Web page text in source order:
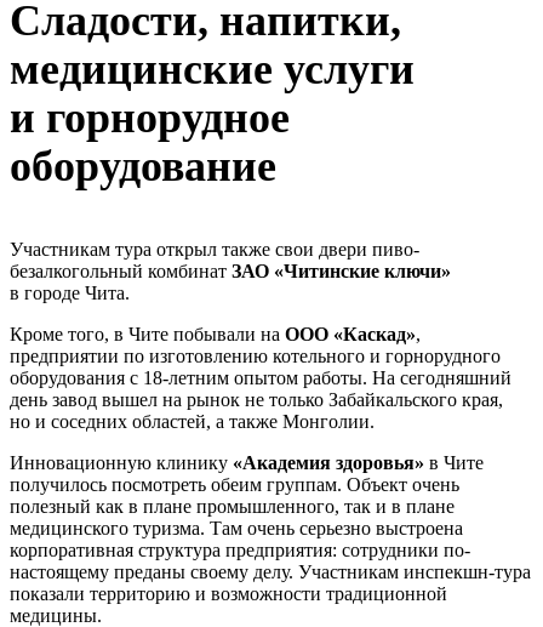
Сладости, напитки,
медицинские услуги
и горнорудное
оборудование
Участникам тура открыл также свои двери пиво-
безалкогольный комбинат ЗАО «Читинские ключи»
в городе Чита.
Кроме того, в Чите побывали на ООО «Каскад»,
предприятии по изготовлению котельного и горнорудного
оборудования с 18-летним опытом работы. На сегодняшний
день завод вышел на рынок не только Забайкальского края,
но и соседних областей, а также Монголии.
Инновационную клинику «Академия здоровья» в Чите
получилось посмотреть обеим группам. Объект очень
полезный как в плане промышленного, так и в плане
медицинского туризма. Там очень серьезно выстроена
корпоративная структура предприятия: сотрудники по-
настоящему преданы своему делу. Участникам инспекшн-тура
показали территорию и возможности традиционной
медицины.